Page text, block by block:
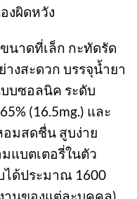
งผิดหวัง
ขนาดที่เล็ก กะทัดรัด
งสะดวก บรรจุน้ำยา
บซอลนิค ระดับ
(16.5mg.) และ
อมสดชื่น สูบง่าย
แบตเตอรี่ในตัว
ได้ประมาณ 1600